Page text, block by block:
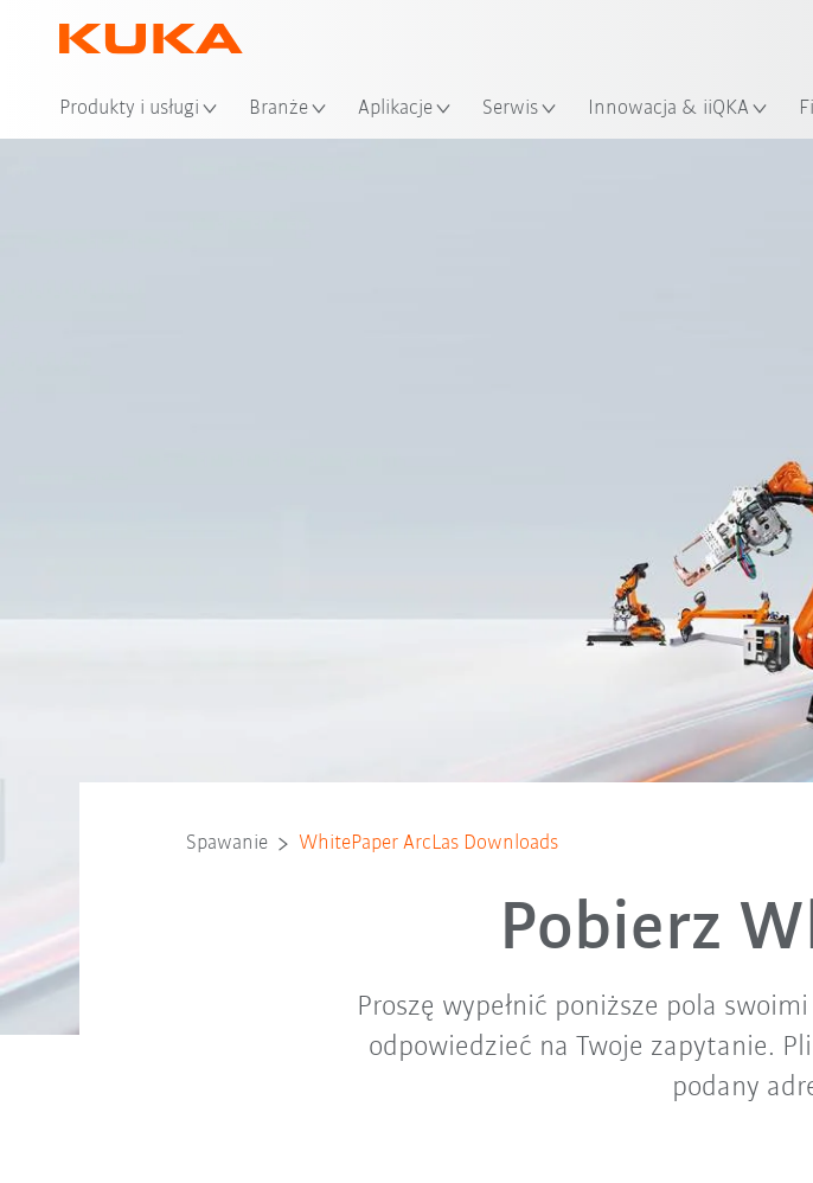
Produkty i usługi Branże Aplikacje Serwis Innowacja & iiQKA
Spawanie WhitePaper ArcLas Downloads
Pobierz
Proszę wypełnić poniższe pola
odpowiedzieć na Twoje zapytanie.
podany